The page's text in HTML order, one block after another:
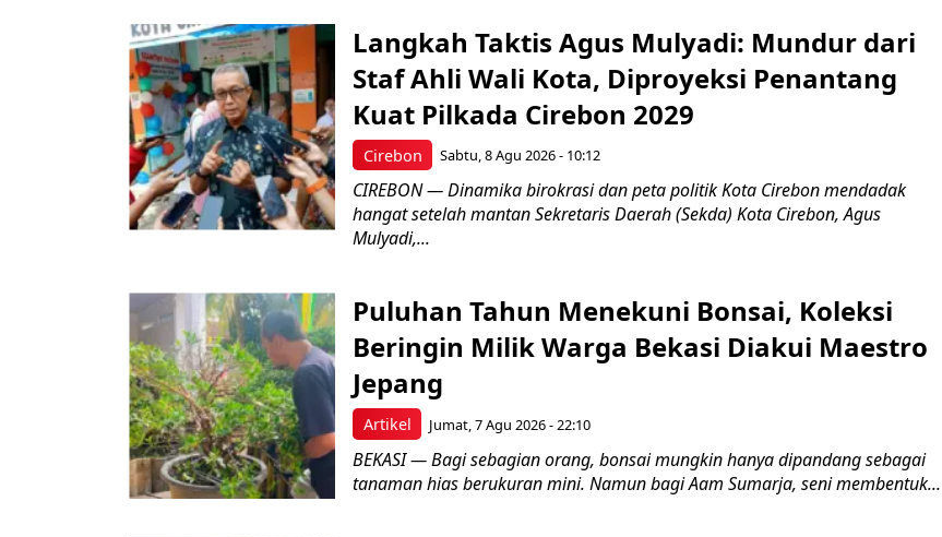
Cirebon
Langkah Taktis Agus Mulyadi: Mundur dari
Staf Ahli Wali Kota, Diproyeksi Penantang
Kuat Pilkada Cirebon 2029
Sabtu, 8 Agu 2026 - 10:12
CIREBON — Dinamika birokrasi dan peta politik Kota Cirebon mendadak
hangat setelah mantan Sekretaris Daerah (Sekda) Kota Cirebon, Agus
Mulyadi,...
Artikel
Puluhan Tahun Menekuni Bonsai, Koleksi
Beringin Milik Warga Bekasi Diakui Maestro
Jepang
Jumat, 7 Agu 2026 - 22:10
BEKASI — Bagi sebagian orang, bonsai mungkin hanya dipandang sebagai
tanaman hias berukuran mini. Namun bagi Aam Sumarja, seni membentuk...